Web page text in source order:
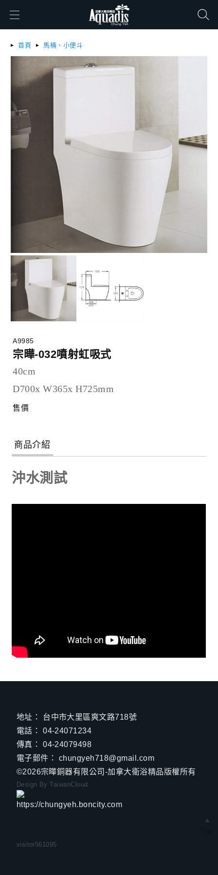
首頁 馬桶、小便斗
A9985
宗曄-032噴射虹吸式
40cm
D700x W365x H725mm
售價
商品介紹
沖水測試
地址：
台中市大里區爽文路718號
電話：
04-24071234
傳真：
04-24079498
電子郵件：
chungyeh718@gmail.com
©2026宗曄銅器有限公司-加拿大衛浴精品版權所有
Design By TaiwanCloud
visitor561095